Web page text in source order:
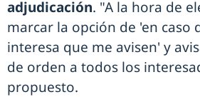
adjudicación. "A la hora de
marcar la opción de 'en caso
interesa que me avisen' y
de orden a todos los
propuesto.